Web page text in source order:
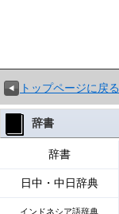
トップページに戻る
辞書
辞書
日中・中日辞典
インドネシア語辞典